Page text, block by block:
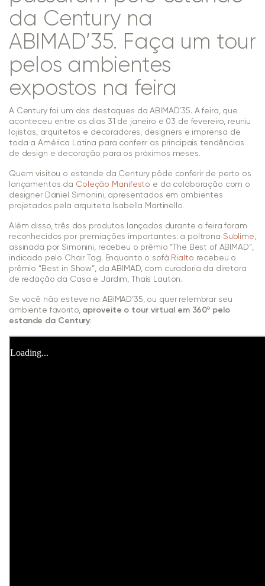
da Century na
ABIMAD’35. Faça um tour
pelos ambientes
expostos na feira
A Century foi um dos destaques da ABIMAD’35. A feira, que
aconteceu entre os dias 31 de janeiro e 03 de fevereiro, reuniu
lojistas, arquitetos e decoradores, designers e imprensa de
toda a América Latina para conferir as principais tendências
de design e decoração para os próximos meses.
Quem visitou o estande da Century pôde conferir de perto os
lançamentos da Coleção Manifesto e da colaboração com o
designer Daniel Simonini, apresentados em ambientes
projetados pela arquiteta Isabella Martinello.
Além disso, três dos produtos lançados durante a feira foram
reconhecidos por premiações importantes: a poltrona Sublime,
assinada por Simonini, recebeu o prêmio “The Best of ABIMAD”,
indicado pelo Chair Tag. Enquanto o sofá Rialto recebeu o
prêmio “Best in Show”, da ABIMAD, com curadoria da diretora
de redação da Casa e Jardim, Thaís Lauton.
Se você não esteve na ABIMAD’35, ou quer relembrar seu
ambiente favorito, aproveite o tour virtual em 360º pelo
estande da Century: